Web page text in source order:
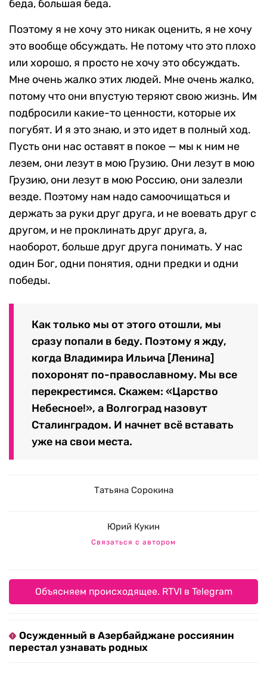
беда, большая беда.
Поэтому я не хочу это никак оценить, я не хочу
это вообще обсуждать. Не потому что это плохо
или хорошо, я просто не хочу это обсуждать.
Мне очень жалко этих людей. Мне очень жалко,
потому что они впустую теряют свою жизнь. Им
подбросили какие-то ценности, которые их
погубят. И я это знаю, и это идет в полный ход.
Пусть они нас оставят в покое — мы к ним не
лезем, они лезут в мою Грузию. Они лезут в мою
Грузию, они лезут в мою Россию, они залезли
везде. Поэтому нам надо самоочищаться и
держать за руки друг друга, и не воевать друг с
другом, и не проклинать друг друга, а,
наоборот, больше друг друга понимать. У нас
один Бог, одни понятия, одни предки и одни
победы.
Как только мы от этого отошли, мы
сразу попали в беду. Поэтому я жду,
когда Владимира Ильича [Ленина]
похоронят по-православному. Мы все
перекрестимся. Скажем: «Царство
Небесное!», а Волгоград назовут
Сталинградом. И начнет всё вставать
уже на свои места.
Татьяна Сорокина
Юрий Кукин
Связаться с автором
Объясняем происходящее. RTVI в Telegram
Осужденный в Азербайджане россиянин
перестал узнавать родных